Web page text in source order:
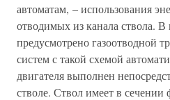
автоматам, – использования
отводимых из канала ствола. В
предусмотрено газоотводной
систем с такой схемой
двигателя выполнен
стволе. Ствол имеет в